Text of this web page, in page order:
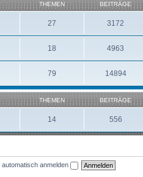
THEMEN BEITRÄGE
27 3172
18 4963
79 14894
THEMEN BEITRÄGE
14 556
automatisch anmelden